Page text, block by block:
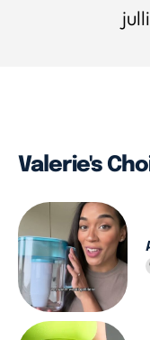
Valerie's